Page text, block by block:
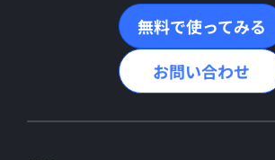
無料で使ってみる
お問い合わせ